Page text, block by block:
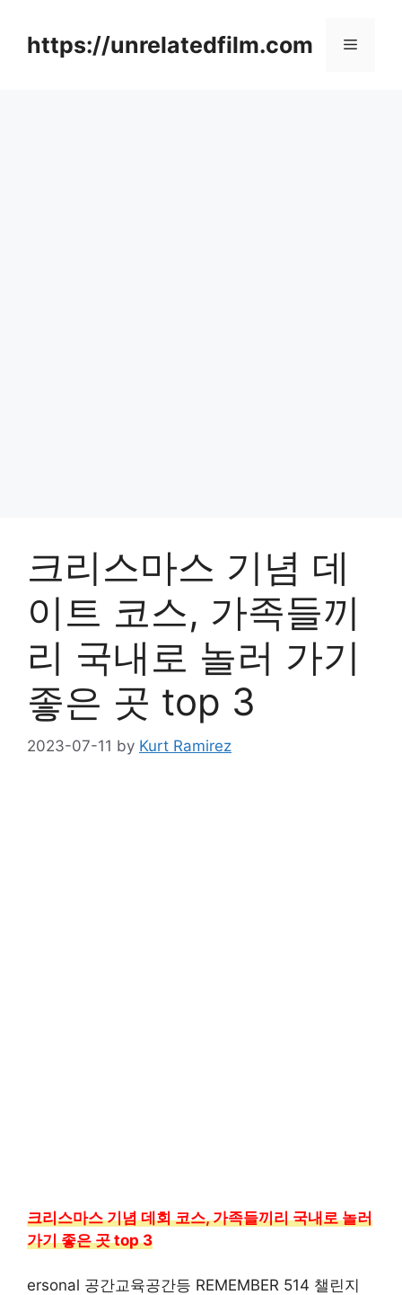
contenthttps://unrelatedfilm.com Menu
크리스마스 기념 데
이트 코스, 가족들끼
리 국내로 놀러 가기
좋은 곳 top 3
2023-07-11 by Kurt Ramirez
크리스마스 기념 데회 코스, 가족들끼리 국내로 놀러
가기 좋은 곳 top 3
ersonal 공간교육공간등 REMEMBER 514 챌린지